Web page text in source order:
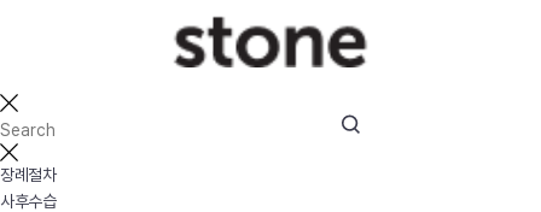
장례절차
사후수습